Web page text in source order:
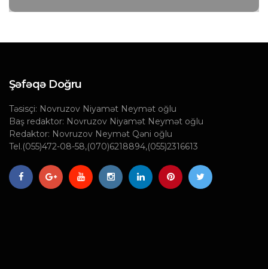
Şəfəqə Doğru
Təsisçi: Novruzov Niyamət Neymət oğlu
Baş redaktor: Novruzov Niyamət Neymət oğlu
Redaktor: Novruzov Neymət Qəni oğlu
Tel.(055)472-08-58,(070)6218894,(055)2316613